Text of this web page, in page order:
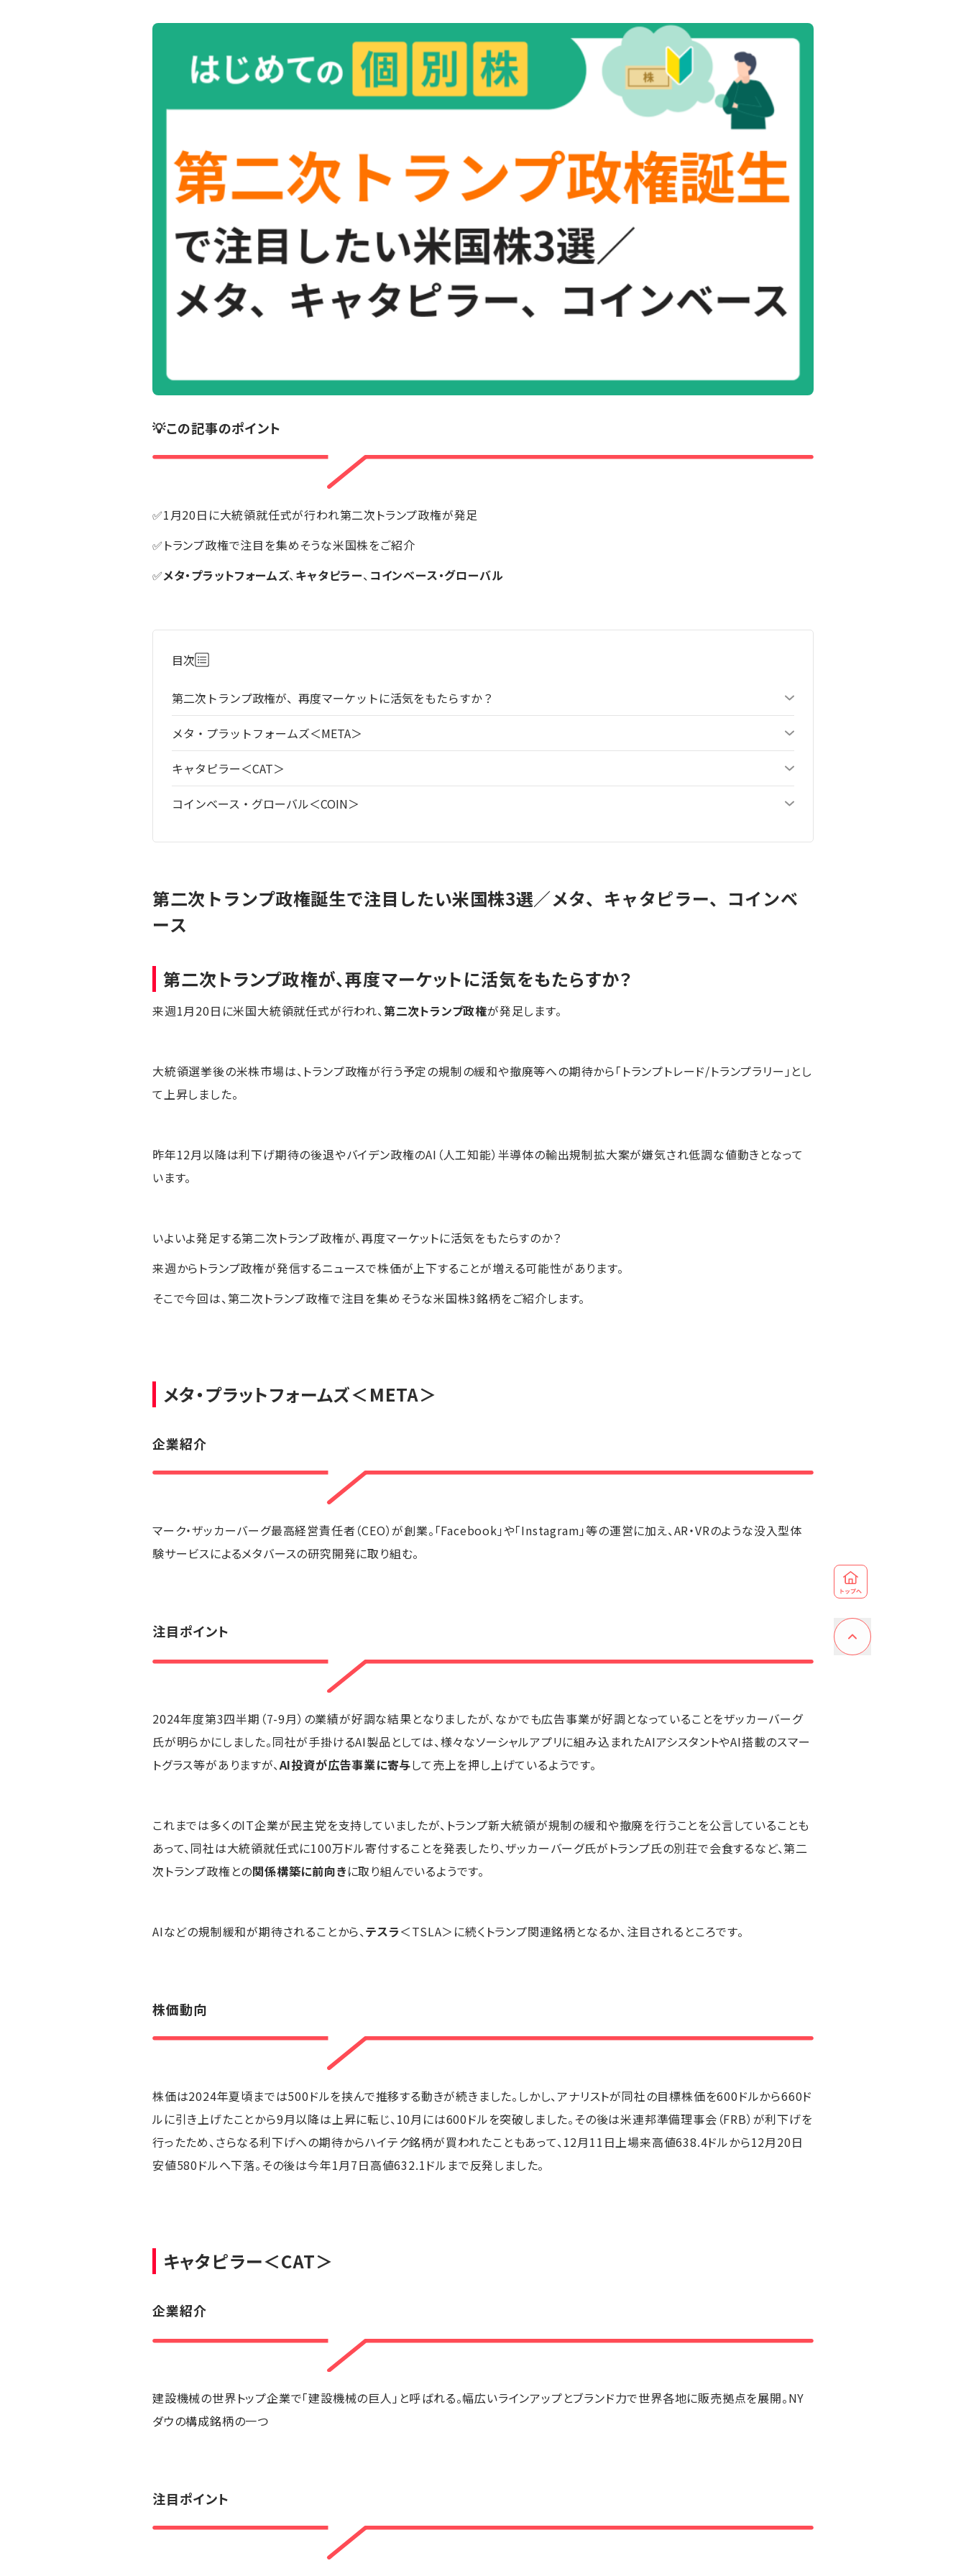
💡この記事のポイント
✅1月20日に大統領就任式が行われ第二次トランプ政権が発足
✅トランプ政権で注目を集めそうな米国株をご紹介
✅メタ・プラットフォームズ、キャタピラー、 コインベース・グローバル
目次
第二次トランプ政権が、再度マーケットに活気をもたらすか？
メタ・プラットフォームズ＜META＞
キャタピラー＜CAT＞
コインベース・グローバル＜COIN＞
第二次トランプ政権誕生で注目したい米国株3選／メタ、キャタピラー、コインベ
ース
第二次トランプ政権が、再度マーケットに活気をもたらすか？
来週1月20日に米国大統領就任式が行われ、第二次トランプ政権が発足します。
大統領選挙後の米株市場は、トランプ政権が行う予定の規制の緩和や撤廃等への期待から「トランプトレード/トランプラリー」とし
て上昇しました。
昨年12月以降は利下げ期待の後退やバイデン政権のAI（人工知能）半導体の輸出規制拡大案が嫌気され低調な値動きとなって
います。
いよいよ発足する第二次トランプ政権が、再度マーケットに活気をもたらすのか？
来週からトランプ政権が発信するニュースで株価が上下することが増える可能性があります。
そこで今回は、第二次トランプ政権で注目を集めそうな米国株3銘柄をご紹介します。
メタ・プラットフォームズ＜META＞
企業紹介
マーク・ザッカーバーグ最高経営責任者（CEO）が創業。「Facebook」や「Instagram」等の運営に加え、AR・VRのような没入型体
験サービスによるメタバースの研究開発に取り組む。
注目ポイント
2024年度第3四半期（7-9月）の業績が好調な結果となりましたが、なかでも広告事業が好調となっていることをザッカーバーグ
氏が明らかにしました。同社が手掛けるAI製品としては、様々なソーシャルアプリに組み込まれたAIアシスタントやAI搭載のスマー
トグラス等がありますが、AI投資が広告事業に寄与して売上を押し上げているようです。
これまでは多くのIT企業が民主党を支持していましたが、トランプ新大統領が規制の緩和や撤廃を行うことを公言していることも
あって、同社は大統領就任式に100万ドル寄付することを発表したり、ザッカーバーグ氏がトランプ氏の別荘で会食するなど、第二
次トランプ政権との関係構築に前向きに取り組んでいるようです。
AIなどの規制緩和が期待されることから、テスラ＜TSLA＞に続くトランプ関連銘柄となるか、注目されるところです。
株価動向
株価は2024年夏頃までは500ドルを挟んで推移する動きが続きました。しかし、アナリストが同社の目標株価を600ドルから660ド
ルに引き上げたことから9月以降は上昇に転じ、10月には600ドルを突破しました。その後は米連邦準備理事会（FRB）が利下げを
行ったため、さらなる利下げへの期待からハイテク銘柄が買われたこともあって、12月11日上場来高値638.4ドルから12月20日
安値580ドルへ下落。その後は今年1月7日高値632.1ドルまで反発しました。
キャタピラー＜CAT＞
企業紹介
建設機械の世界トップ企業で「建設機械の巨人」と呼ばれる。幅広いラインアップとブランド力で世界各地に販売拠点を展開。NY
ダウの構成銘柄の一つ
注目ポイント